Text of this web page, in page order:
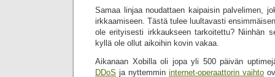
Samaa linjaa noudattaen kaipaisin palvelimen,
irkkaamiseen. Tästä tulee luultavasti
ole erityisesti irkkaukseen tarkoitettu? Niinhän
kyllä ole ollut aikoihin kovin vakaa.
Aikanaan Xobilla oli jopa yli 500 päivän
DDoS ja nyttemmin internet-operaattorin vaihto